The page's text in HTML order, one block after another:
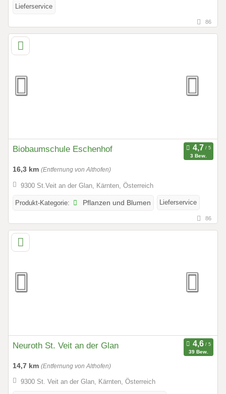
Lieferservice
86
Biobaumschule Eschenhof
3 Bew.
16,3 km (Entfernung von Althofen)
9300 St.Veit an der Glan, Kärnten, Österreich
Produkt-Kategorie: Pflanzen und Blumen Lieferservice
86
Neuroth St. Veit an der Glan
39 Bew.
14,7 km (Entfernung von Althofen)
9300 St. Veit an der Glan, Kärnten, Österreich